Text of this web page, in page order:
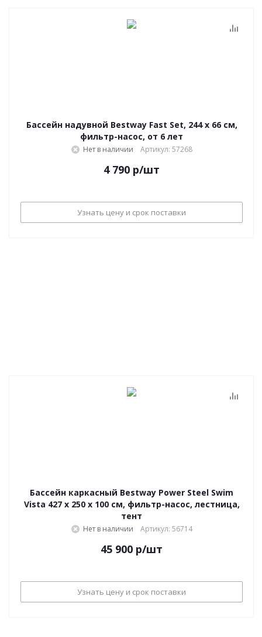
Бассейн надувной Bestway Fast Set, 244 х 66 см,
фильтр-насос, от 6 лет
Нет в наличии Артикул: 57268
4 790 р/шт
Узнать цену и срок поставки
Бассейн каркасный Bestway Power Steel Swim
Vista 427 х 250 х 100 см, фильтр-насос, лестница,
тент
Нет в наличии Артикул: 56714
45 900 р/шт
Узнать цену и срок поставки